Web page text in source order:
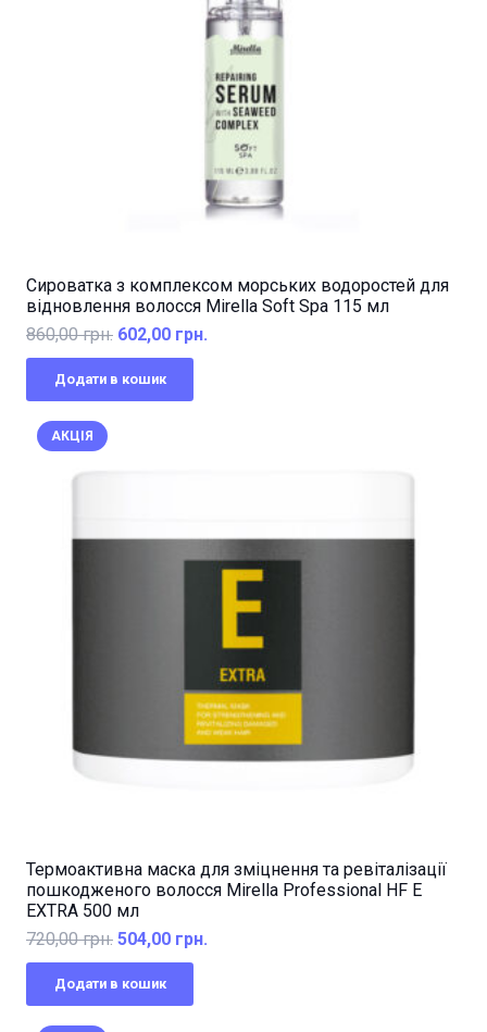
Сироватка з комплексом морських водоростей для
відновлення волосся Mirella Soft Spa 115 мл
860,00грн. Оригінальна
ціна:
860,00 грн..
602,00 грн.
Додати в кошик
АКЦІЯ
Термоактивна маска для зміцнення та ревіталізації
пошкодженого волосся Mirella Professional HF E
EXTRA 500 мл
720,00грн. Оригінальна
ціна:
720,00 грн..
504,00 грн.
Додати в кошик